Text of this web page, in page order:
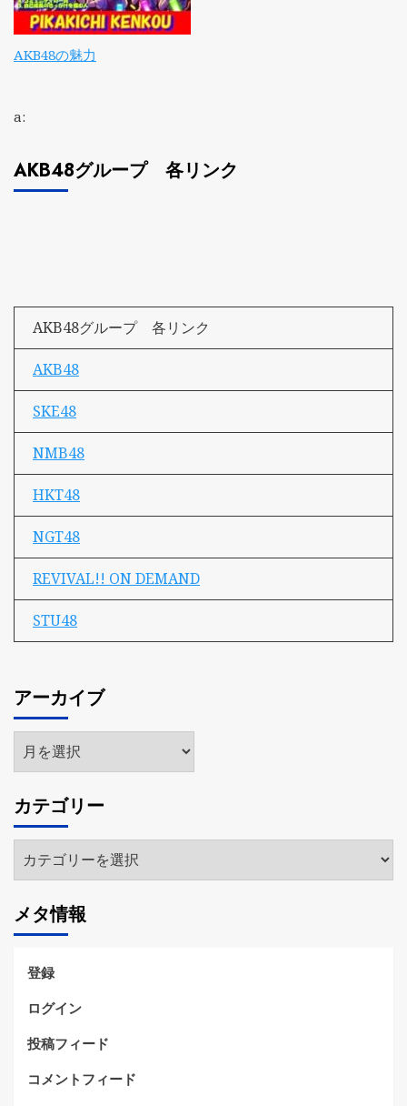
AKB48の魅力
a:
AKB48グループ 各リンク
AKB48グループ 各リンク
AKB48
SKE48
NMB48
HKT48
NGT48
REVIVAL!! ON DEMAND
STU48
アーカイブ
ア
ー
イ
ブ
カテゴリー
テ
リ
ー
メタ情報
登録
ログイン
投稿フィード
コメントフィード